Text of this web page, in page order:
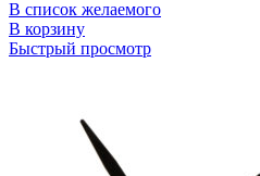
В список желаемого
В корзину
Быстрый просмотр